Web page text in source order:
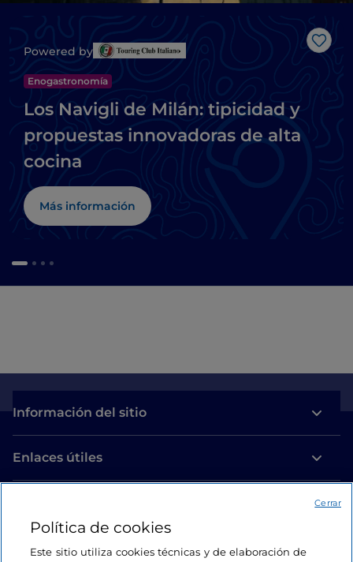
Me
Powered by
Enogastronomía
Los Navigli de Milán: tipicidad y
propuestas innovadoras de alta
cocina
Más información
Información del sitio
Enlaces útiles
Estamos en contacto
Política de cookies
Este sitio utiliza cookies técnicas y de elaboración de
Cerrar